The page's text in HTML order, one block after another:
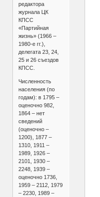
редактора
журнала ЦК
КПСС
«Партийная
жизнь» (1966 –
1980-е гг.),
делегата 23, 24,
25 и 26 съездов
КПСС.
Численность
населения (по
годам): в 1795 –
оценочно 982,
1864 – нет
сведений
(оценочно –
1200), 1877 –
1310, 1911 –
1989, 1926 –
2101, 1930 –
2248, 1939 –
оценочно 1736,
1959 – 2112, 1979
– 2230, 1989 –